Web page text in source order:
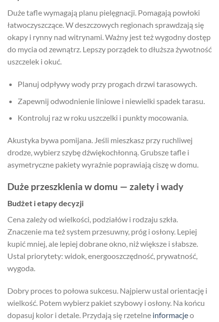
Duże tafle wymagają planu pielęgnacji. Pomagają powłoki
łatwoczyszczące. W deszczowych regionach sprawdzają się
okapy i rynny nad witrynami. Ważny jest też wygodny dostęp
do mycia od zewnątrz. Lepszy porządek to dłuższa żywotność
uszczelek i okuć.
Planuj odpływy wody przy progach drzwi tarasowych.
Zapewnij odwodnienie liniowe i niewielki spadek tarasu.
Kontroluj raz w roku uszczelki i punkty mocowania.
Akustyka bywa pomijana. Jeśli mieszkasz przy ruchliwej
drodze, wybierz szybę dźwiękochłonną. Grubsze tafle i
asymetryczne pakiety wyraźnie poprawiają ciszę w domu.
Duże przeszklenia w domu — zalety i wady
Budżet i etapy decyzji
Cena zależy od wielkości, podziałów i rodzaju szkła.
Znaczenie ma też system przesuwny, próg i osłony. Lepiej
kupić mniej, ale lepiej dobrane okno, niż większe i słabsze.
Ustal priorytety: widok, energooszczędność, prywatność,
wygoda.
Dobry proces to połowa sukcesu. Najpierw ustal orientację i
wielkość. Potem wybierz pakiet szybowy i osłony. Na końcu
dopasuj kolor i detale. Przydają się rzetelne informacjeo